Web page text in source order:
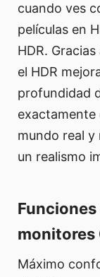
cuando ves
películas en
HDR.
el HDR
profundidad
exactamente
mundo real y
un realismo
monitores
Máximo